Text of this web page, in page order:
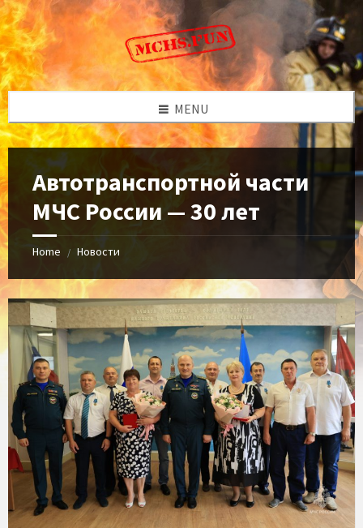
Skip
to
content
Skip
to
left
sidebar
Skip
to
footer
MENU
Автотранспортной части
МЧС России — 30 лет
Home / Новости